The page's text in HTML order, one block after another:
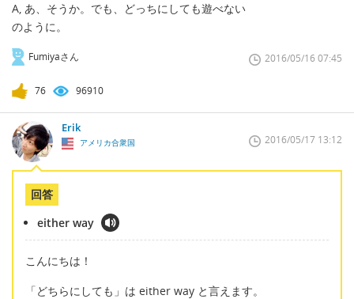
A, あ、そうか。でも、どっちにしても遊べない
のように。
Fumiyaさん 2016/05/16 07:45
76 96910
Erik
アメリカ合衆国 2016/05/17 13:12
回答
either way
こんにちは！
「どちらにしても」は either way と言えます。